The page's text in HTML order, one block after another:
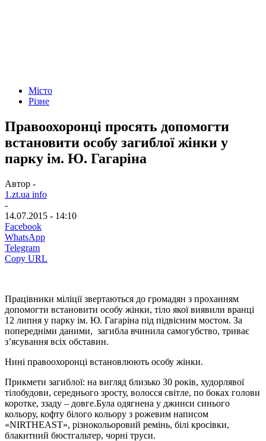
Місто
Різне
Правоохоронці просять допомогти
встановити особу загиблої жінки у
парку ім. Ю. Гагаріна
Автор -
1.zt.ua info
-
14.07.2015 - 14:10
Facebook
WhatsApp
Telegram
Copy URL
Працівники міліції звертаються до громадян з проханням
допомогти встановити особу жінки, тіло якої виявили вранці
12 липня у парку ім. Ю. Гагаріна під підвісним мостом. За
попередніми даними, загибла вчинила самогубство, триває
з’ясування всіх обставин.
Нині правоохоронці встановлюють особу жінки.
Прикмети загиблої: на вигляд близько 30 років, худорлявої
тілобудови, середнього зросту, волосся світле, по боках голови
коротке, ззаду – довге.Була одягнена у джинси синього
кольору, кофту білого кольору з рожевим написом
«NIRTHEAST», різнокольоровий ремінь, білі кросівки,
блакитний бюстгальтер, чорні труси.